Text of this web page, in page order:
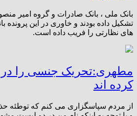
بانک ملی ، بانک صادرات و گروه امیر
تشکیل داده بودند و خاوری در این
های نظارتی را فریب داده است.
مطهری:تحریک جنسی را در
کرده اند
از مردم سپاسگزاری می کنم که توطئه